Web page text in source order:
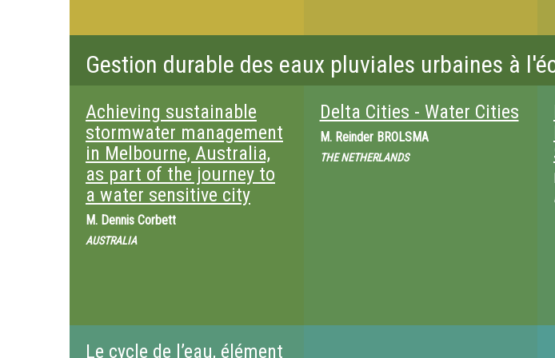
Gestion durable des eaux pluviales urbaines à
Achieving sustainable
stormwater management
in Melbourne, Australia,
as part of the journey to
a water sensitive city
M. Dennis Corbett
AUSTRALIA
Delta Cities - Water Cities
M. Reinder BROLSMA
THE NETHERLANDS
Le cycle de l’eau, élément